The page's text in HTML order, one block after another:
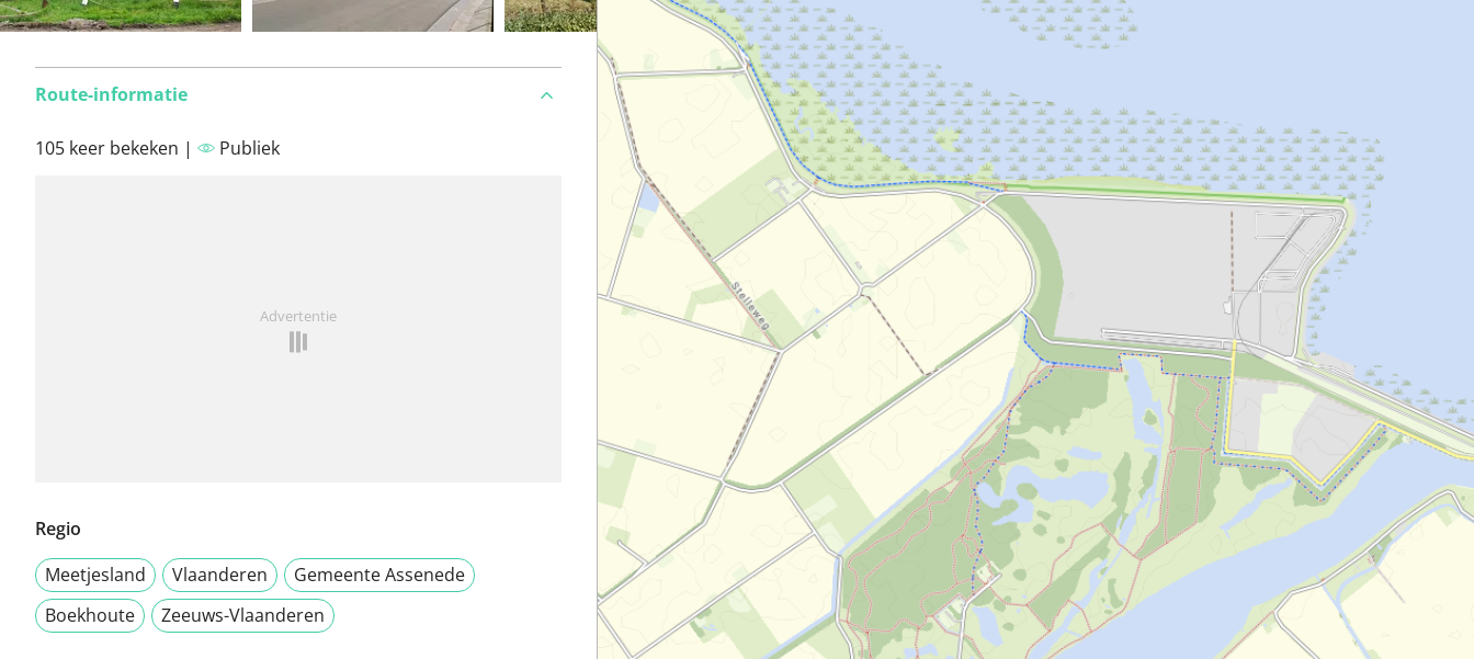
Route-informatie
105 keer bekeken | Publiek
Advertentie
Regio
Meetjesland
Vlaanderen
Gemeente Assenede
Boekhoute
Zeeuws-Vlaanderen